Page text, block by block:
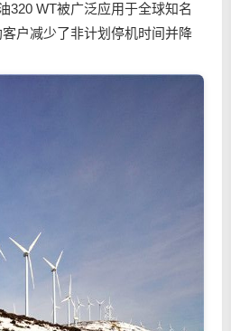
320 WT被广泛应用于全球知名
户减少了非计划停机时间并降